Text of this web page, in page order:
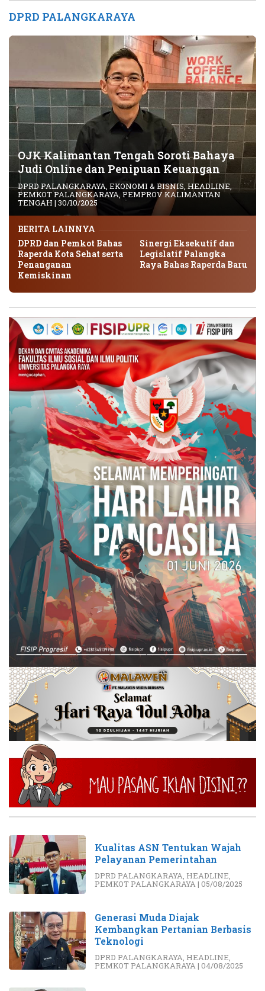
DPRD PALANGKARAYA
OJK Kalimantan Tengah Soroti Bahaya
Judi Online dan Penipuan Keuangan
DPRD PALANGKARAYA, EKONOMI & BISNIS, HEADLINE,
PEMKOT PALANGKARAYA, PEMPROV KALIMANTAN
TENGAH | 30/10/2025
BERITA LAINNYA
DPRD dan Pemkot Bahas
Raperda Kota Sehat serta
Penanganan
Kemiskinan
Sinergi Eksekutif dan
Legislatif Palangka
Raya Bahas Raperda Baru
Kualitas ASN Tentukan Wajah
Pelayanan Pemerintahan
DPRD PALANGKARAYA HEADLINE
PEMKOT PALANGKARAYA | 05/08/2025
Generasi Muda Diajak
Kembangkan Pertanian Berbasis
Teknologi
DPRD PALANGKARAYA, HEADLINE,
PEMKOT PALANGKARAYA| 04/08/2025